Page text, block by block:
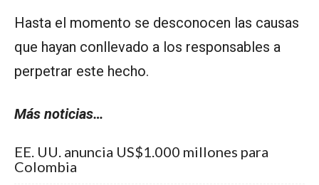
Hasta el momento se desconocen las causas
que hayan conllevado a los responsables a
perpetrar este hecho.
Más noticias…
EE. UU. anuncia US$1.000 millones para
Colombia